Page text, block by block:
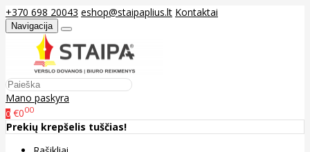
+370 698 20043 eshop@staipaplius.lt Kontaktai
Navigacija
Mano paskyra
0 €000
Prekių krepšelis tuščias!